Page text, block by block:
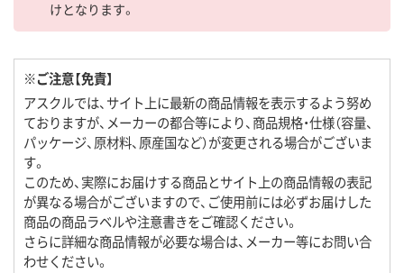
けとなります。
※ご注意【免責】
アスクルでは、サイト上に最新の商品情報を表示するよう努め
ておりますが、メーカーの都合等により、商品規格・仕様（容量、
パッケージ、原材料、原産国など）が変更される場合がございま
す。
このため、実際にお届けする商品とサイト上の商品情報の表記
が異なる場合がございますので、ご使用前には必ずお届けした
商品の商品ラベルや注意書きをご確認ください。
さらに詳細な商品情報が必要な場合は、メーカー等にお問い合
わせください。